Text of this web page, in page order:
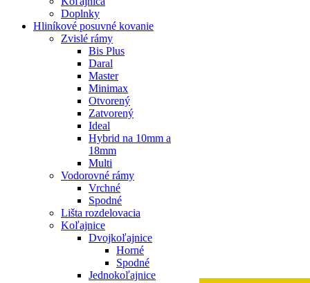
Doplnky
Hliníkové posuvné kovanie
Zvislé rámy
Bis Plus
Daral
Master
Minimax
Otvorený
Zatvorený
Ideal
Hybrid na 10mm a
18mm
Multi
Vodorovné rámy
Vrchné
Spodné
Lišta rozdelovacia
Koľajnice
Dvojkoľajnice
Horné
Spodné
Jednokoľajnice